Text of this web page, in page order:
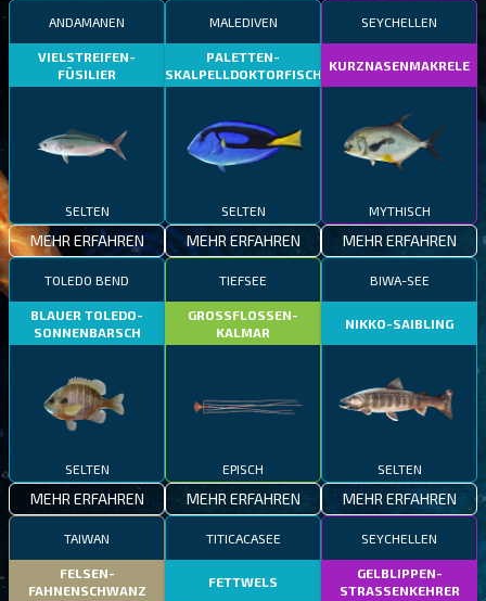
ANDAMANEN
VIELSTREIFEN-
FÜSILIER
SELTEN
MEHR ERFAHREN
MALEDIVEN
PALETTEN-
SKALPELLDOKTORFISCH
SELTEN
MEHR ERFAHREN
SEYCHELLEN
KURZNASENMAKRELE
MYTHISCH
MEHR ERFAHREN
TOLEDO BEND
BLAUER TOLEDO-
SONNENBARSCH
SELTEN
MEHR ERFAHREN
TIEFSEE
GROSSFLOSSEN-
KALMAR
EPISCH
MEHR ERFAHREN
BIWA-SEE
NIKKO-SAIBLING
SELTEN
MEHR ERFAHREN
TAIWAN
FELSEN-
FAHNENSCHWANZ
TITICACASEE
FETTWELS
SEYCHELLEN
GELBLIPPEN-
STRASSENKEHRER